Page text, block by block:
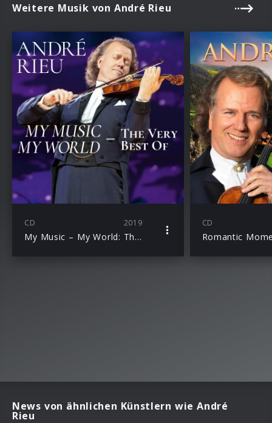
Weitere Musik von André Rieu
CD 2019
My Music – My World: The Very Best Of
CD
Romantic
News von ähnlichen Künstlern wie André
Rieu